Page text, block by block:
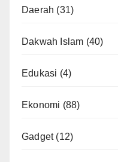
Daerah (31)
Dakwah Islam (40)
Edukasi (4)
Ekonomi (88)
Gadget(12)